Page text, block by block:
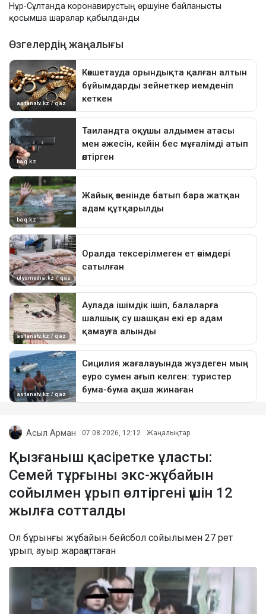
Нұр-Сұлтанда коронавирустың өршуіне байланысты
қосымша шаралар қабылданды
Асыл Арман 07.08.2026, 12:12 Жаңалықтар
Қызғаныш қасіретке ұласты:
Семей тұрғыны экс-жұбайын
сойылмен ұрып өлтіргені үшін 12
жылға сотталды
Ол бұрынғы жұбайын бейсбол сойылымен 27 рет
ұрып, ауыр жарақаттаған